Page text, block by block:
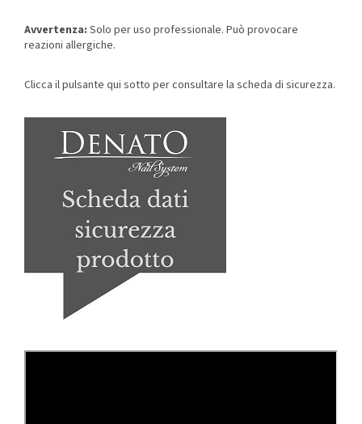
Avvertenza: Solo per uso professionale. Può provocare
reazioni allergiche.
Clicca il pulsante qui sotto per consultare la scheda di sicurezza.